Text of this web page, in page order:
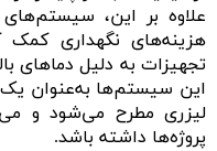
علاوه بر این،
هزینه‌های نگهداری کمک
تجهیزات به دلیل دماهای
این سیستم‌ها به‌عنوان
لیزری مطرح می‌شود و
پروژه‌ها داشته باشد.